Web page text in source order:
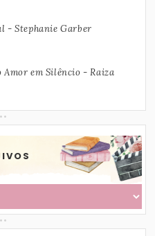
- Stephanie Garber
Amor em Silêncio - Raiza